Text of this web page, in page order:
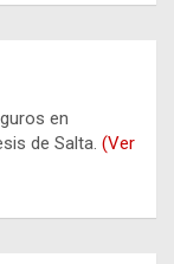
en
de Salta. (Ver